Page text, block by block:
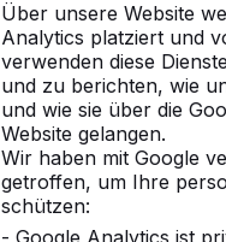
Über unsere Website
Analytics platziert und
verwenden diese
und zu berichten, wie
und wie sie über die
Website gelangen.
Wir haben mit Google
getroffen, um Ihre
schützen:
- Google Analytics ist